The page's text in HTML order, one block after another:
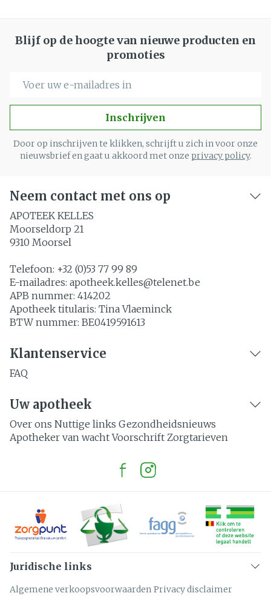
Blijf op de hoogte van nieuwe producten en
promoties
Inschrijven
Door op inschrijven te klikken, schrijft u zich in voor onze
nieuwsbrief en gaat u akkoord met onze privacy policy.
Neem contact met ons op
APOTEEK KELLES
Moorseldorp 21
9310 Moorsel
Telefoon: +32 (0)53 77 99 89
E-mailadres: apotheek.kelles@telenet.be
APB nummer: 414202
Apotheek titularis: Tina Vlaeminck
BTW nummer: BE0419591613
Klantenservice
FAQ
Uw apotheek
Over ons Nuttige links Gezondheidsnieuws
Apotheker van wacht Voorschrift Zorgtarieven
Juridische links
Algemene verkoopsvoorwaarden Privacy disclaimer